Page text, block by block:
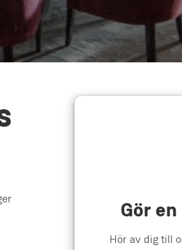
Gör
Hör av dig till